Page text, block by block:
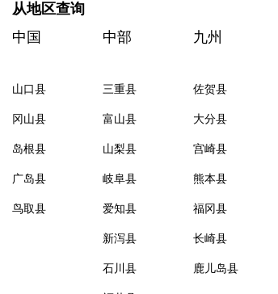
从地区查询
中国
山口县
冈山县
岛根县
广岛县
鸟取县
中部
三重县
富山县
山梨县
岐阜县
爱知县
新泻县
石川县
九州
佐贺县
大分县
宫崎县
熊本县
福冈县
长崎县
鹿儿岛县